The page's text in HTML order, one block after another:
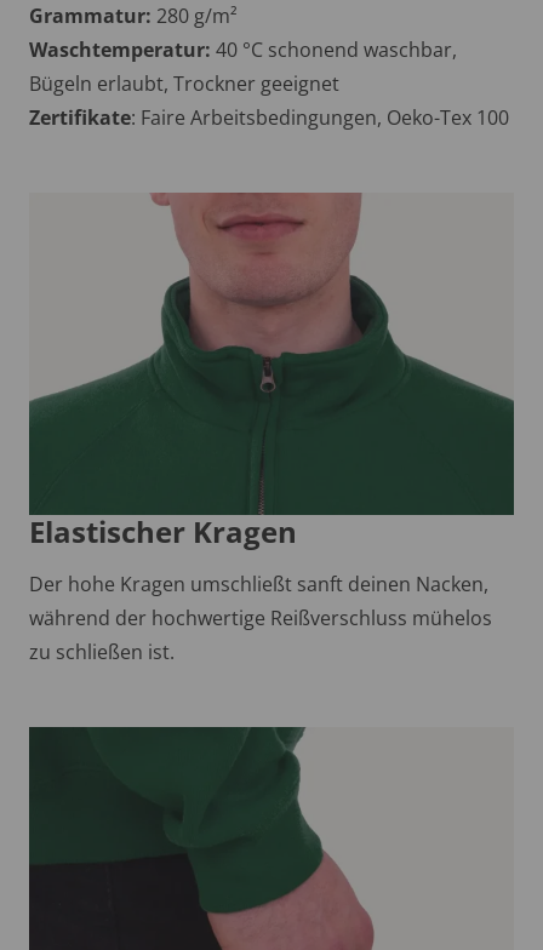
Grammatur: 280 g/m²
Waschtemperatur: 40 °C schonend waschbar,
Bügeln erlaubt, Trockner geeignet
Zertifikate: Faire Arbeitsbedingungen, Oeko-Tex 100
Elastischer Kragen
Der hohe Kragen umschließt sanft deinen Nacken,
während der hochwertige Reißverschluss mühelos
zu schließen ist.